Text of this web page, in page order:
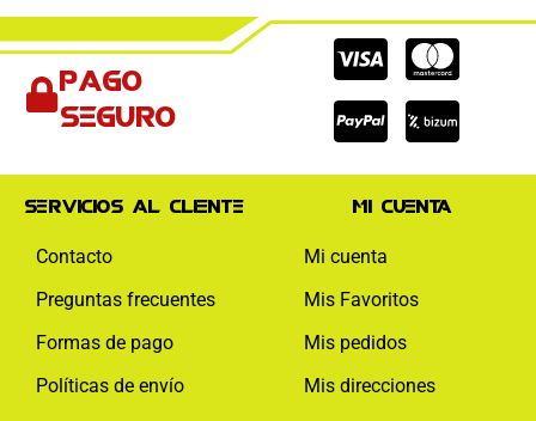
Pago
seguro
Cc-
visa
Cc-
Cc-
paypal
Servicios al cliente
Contacto
Preguntas frecuentes
Formas de pago
Políticas de envío
Mi cuenta
Mi cuenta
Mis Favoritos
Mis pedidos
Mis direcciones